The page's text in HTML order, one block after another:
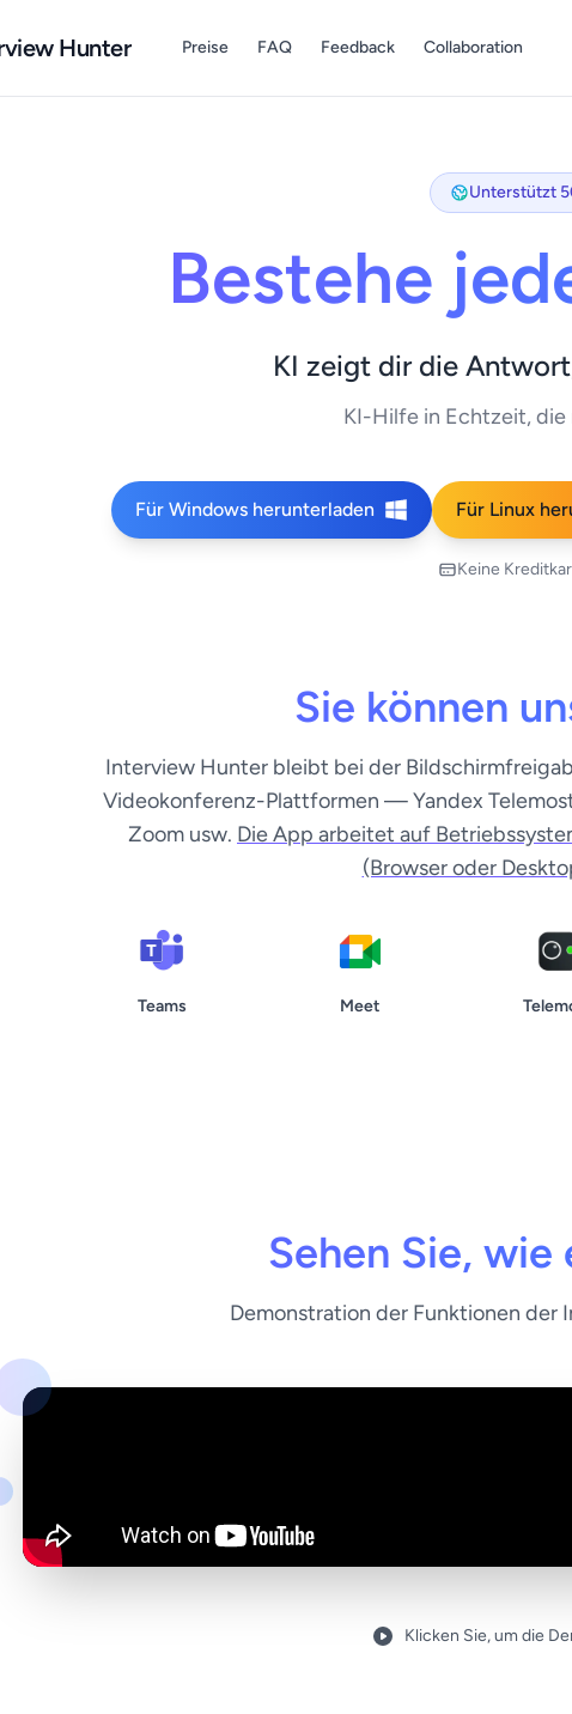
Hunter Preise FAQ Feedback Collaboration
Unterstützt
Bestehe
KI zeigt dir die
KI-Hilfe in Echtzeit, die
Für Windows herunterladen Für Linux
Keine
Sie können
Interview Hunter bleibt bei der
Videokonferenz-Plattformen — Yandex
Zoom usw. Die App arbeitet auf
(Browser oder
Teams Meet
Sehen Sie,
Demonstration der Funktionen
Klicken Sie, um die